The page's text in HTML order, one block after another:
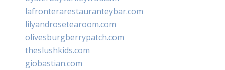
lafronterarestauranteybar.com
lilyandrosetearoom.com
olivesburgberrypatch.com
theslushkids.com
giobastian.com